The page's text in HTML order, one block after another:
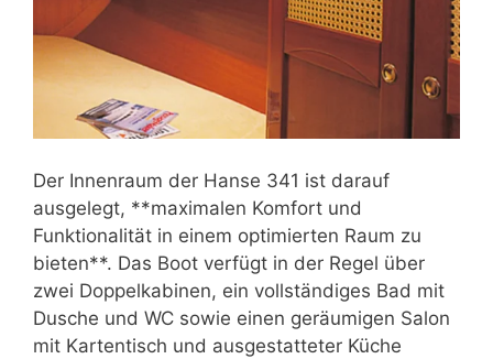
Der Innenraum der Hanse 341 ist darauf
ausgelegt, **maximalen Komfort und
Funktionalität in einem optimierten Raum zu
bieten**. Das Boot verfügt in der Regel über
zwei Doppelkabinen, ein vollständiges Bad mit
Dusche und WC sowie einen geräumigen Salon
mit Kartentisch und ausgestatteter Küche